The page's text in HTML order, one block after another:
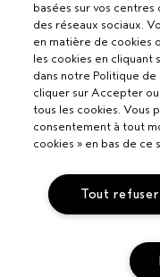
Pour les professionnels
basées sur vos
des réseaux sociaux.
en matière de cookies
les cookies en cliquant
dans notre Politique
cliquer sur Accepter
tous les cookies. Vous
consentement à tout
cookies » en bas de ce
Tout refuser